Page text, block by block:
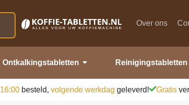
Over ons
Ontkalkingstabletten Reinigingstabletten
16:00 besteld, volgende werkdag geleverd! Gratis